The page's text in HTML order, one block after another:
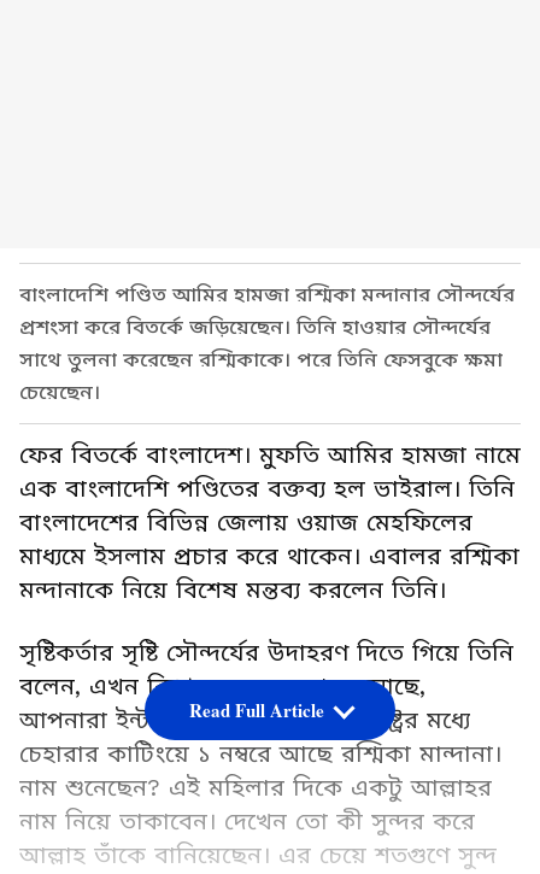
বাংলাদেশি পণ্ডিত আমির হামজা রশ্মিকা মন্দানার সৌন্দর্যের
প্রশংসা করে বিতর্কে জড়িয়েছেন। তিনি হাওয়ার সৌন্দর্যের
সাথে তুলনা করেছেন রশ্মিকাকে। পরে তিনি ফেসবুকে ক্ষমা
চেয়েছেন।
ফের বিতর্কে বাংলাদেশ। মুফতি আমির হামজা নামে
এক বাংলাদেশি পণ্ডিতের বক্তব্য হল ভাইরাল। তিনি
বাংলাদেশের বিভিন্ন জেলায় ওয়াজ মেহফিলের
মাধ্যমে ইসলাম প্রচার করে থাকেন। এবালর রশ্মিকা
মন্দানাকে নিয়ে বিশেষ মন্তব্য করলেন তিনি।
সৃষ্টিকর্তার সৃষ্টি সৌন্দর্যের উদাহরণ দিতে গিয়ে তিনি
বলেন, এখন বিশ্বে যত সুন্দর মানুষ আছে,
আপনারা ইন্টারনেট ঘাটবেন। ২৫৭ রাষ্ট্রের মধ্যে
চেহারার কাটিংয়ে ১ নম্বরে আছে রশ্মিকা মান্দানা।
নাম শুনেছেন? এই মহিলার দিকে একটু আল্লাহর
নাম নিয়ে তাকাবেন। দেখেন তো কী সুন্দর করে
আল্লাহ তাঁকে বানিয়েছেন। এর চেয়ে শতগুণে সুন্দ
Read Full Article